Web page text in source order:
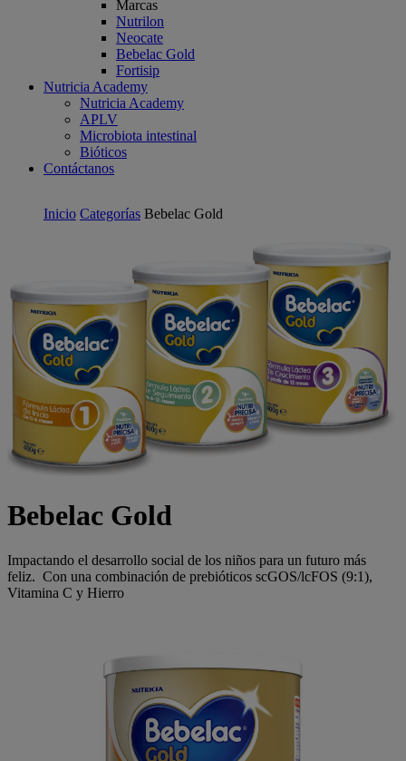
Marcas
Nutrilon
Neocate
Bebelac Gold
Fortisip
Nutricia Academy
Nutricia Academy
APLV
Microbiota intestinal
Bióticos
Contáctanos
Inicio Categorías Bebelac Gold
Bebelac Gold
Impactando el desarrollo social de los niños para un futuro más
feliz. Con una combinación de prebióticos scGOS/lcFOS (9:1),
Vitamina C y Hierro